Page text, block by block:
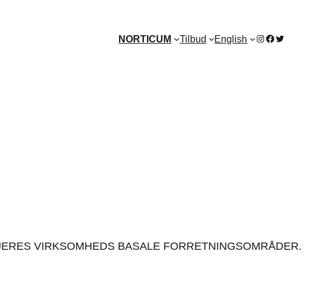
NORTICUM Tilbud English Instagram
Facebook
Twitter
VIRKSOMHEDS BASALE FORRETNINGSOMRÅDER.